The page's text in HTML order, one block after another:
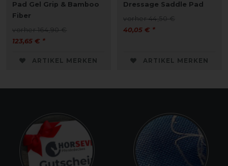
Pad Gel Grip & Bamboo
Fiber
vorher 164,90 €
123,65 € *
ARTIKEL MERKEN
Dressage Saddle Pad
vorher 44,50 €
40,05 € *
ARTIKEL MERKEN